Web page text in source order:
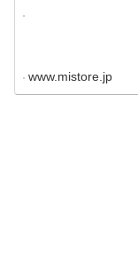
www.mistore.jp